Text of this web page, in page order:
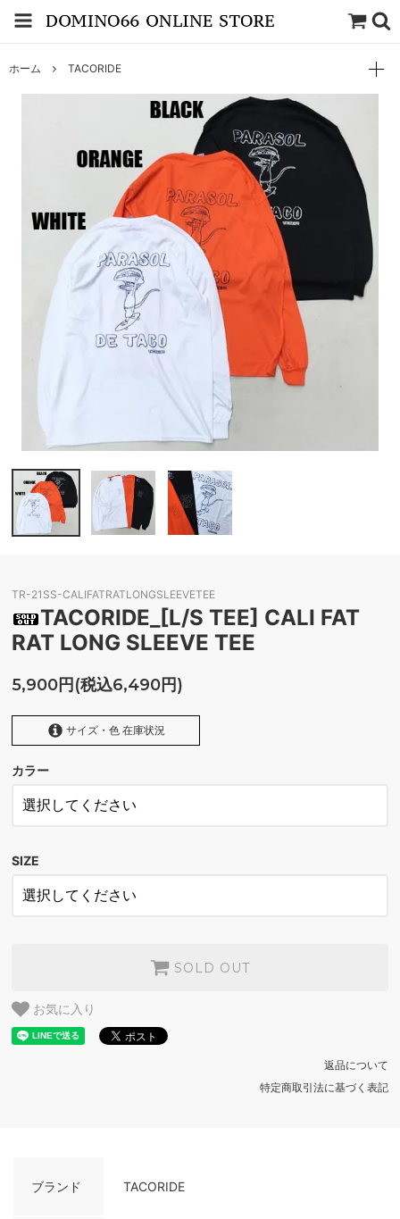
ホーム TACORIDE
TR-21SS-CALIFATRATLONGSLEEVETEE
TACORIDE_[L/S TEE] CALI FAT
RAT LONG SLEEVE TEE
5,900円(税込6,490円)
サイズ・色 在庫状況
BLACK
カラー
SIZE
SOLD OUT
お気に入り
返品について
特定商取引法に基づく表記
ブランド TACORIDE